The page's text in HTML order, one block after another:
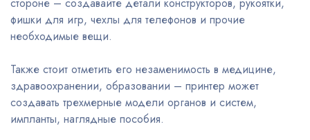
стороне – создавайте детали конструкторов, рукоятки,
фишки для игр, чехлы для телефонов и прочие
необходимые вещи.
Также стоит отметить его незаменимость в медицине,
здравоохранении, образовании – принтер может
создавать трехмерные модели органов и систем,
импланты, наглядные пособия.